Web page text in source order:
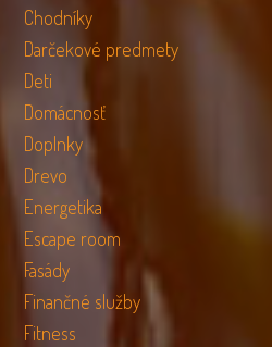
Chodníky
Darčekové predmety
Deti
Domácnosť
Doplnky
Drevo
Energetika
Escape room
Fasády
Finančné služby
Fitness